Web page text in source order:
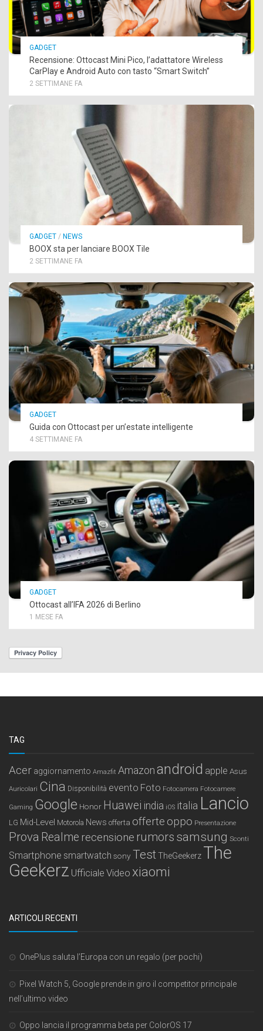
GADGET
Recensione: Ottocast Mini Pico, l’adattatore Wireless
CarPlay e Android Auto con tasto “Smart Switch”
2 SETTIMANE FA
GADGET / NEWS
BOOX sta per lanciare BOOX Tile
2 SETTIMANE FA
GADGET
Guida con Ottocast per un’estate intelligente
4 SETTIMANE FA
GADGET
Ottocast all’IFA 2026 di Berlino
1 MESE FA
TAG
Acer aggiornamento Amazfit Amazonandroid apple Asus
Auricolari Cina Disponibilità evento Foto Fotocamera Fotocamere
Gaming Google Honor Huawei india iOS italia Lancio
LG Mid-Level Motorola News offerta offerte oppo Presentazione
Prova Realme recensione rumors samsung Sconti
Smartphone smartwatch sony TestTheGeekerz The
Geekerz Ufficiale Video xiaomi
ARTICOLI RECENTI
OnePlus saluta l’Europa con un regalo (per pochi)
Pixel Watch 5, Google prende in giro il competitor principale
nell’ultimo video
Oppo lancia il programma beta per ColorOS 17